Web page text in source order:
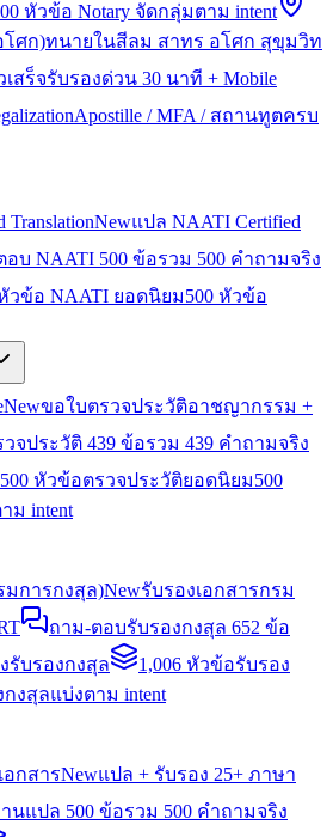
หัวข้อ Notary จัดกลุ่มตาม intent
โศก)ทนายในสีลม สาทร อโศก สุขุมวิท
เสร็จรับรองด่วน 30 นาที + Mobile
Apostille / MFA / สถานทูตครบ
Newแปล NAATI Certified
อบ NAATI 500 ข้อรวม 500 คำถามจริง
วข้อ NAATI ยอดนิยม500 หัวข้อ
Newขอใบตรวจประวัติอาชญากรรม +
จประวัติ 439 ข้อรวม 439 คำถามจริง
500 หัวข้อตรวจประวัติยอดนิยม500
ม intent
มการกงสุล)Newรับรองเอกสารกรม
ถาม-ตอบรับรองกงสุล 652 ข้อ
รับรองกงสุล
1,006 หัวข้อรับรอง
งสุลแบ่งตาม intent
กสารNewแปล + รับรอง 25+ ภาษา
นแปล 500 ข้อรวม 500 คำถามจริง